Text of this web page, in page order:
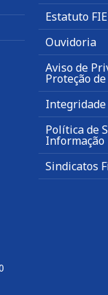
Estatuto
Ouvidoria
Aviso de
Proteção
Integridade
Política de
Informação
Sindicatos